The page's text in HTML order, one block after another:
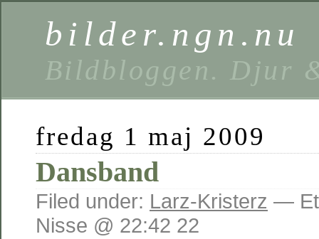
bilder.ngn.nu
Bildbloggen. Djur
fredag 1 maj 2009
Dansband
Filed under: Larz-Kristerz —
Nisse @ 22:42 22